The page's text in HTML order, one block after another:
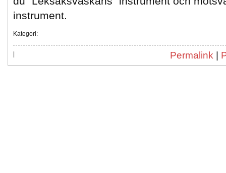
instrument.
Kategori:
Permalink |